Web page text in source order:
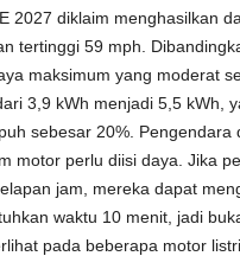
2027 diklaim menghasilkan
tertinggi 59 mph.
maksimum yang moderat
3,9 kWh menjadi 5,5 kWh,
sebesar 20%.
motor perlu diisi daya. Jika
jam, mereka dapat
waktu 10 menit, jadi
pada beberapa motor